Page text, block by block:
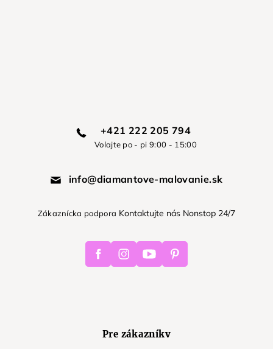
+421 222 205 794
Volajte po - pi 9:00 - 15:00
info@diamantove-malovanie.sk
Zákaznícka podpora Kontaktujte nás Nonstop 24/7
FacebookInstagramYoutube Pinterest
Pre zákazníkv